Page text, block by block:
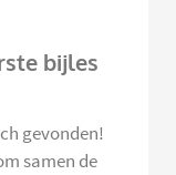
bijles
gevonden!
samen de